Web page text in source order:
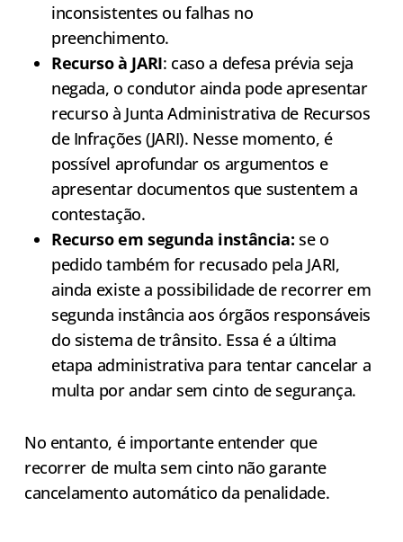
inconsistentes ou falhas no
preenchimento.
Recurso à JARI: caso a defesa prévia seja
negada, o condutor ainda pode apresentar
recurso à Junta Administrativa de Recursos
de Infrações (JARI). Nesse momento, é
possível aprofundar os argumentos e
apresentar documentos que sustentem a
contestação.
Recurso em segunda instância: se o
pedido também for recusado pela JARI,
ainda existe a possibilidade de recorrer em
segunda instância aos órgãos responsáveis
do sistema de trânsito. Essa é a última
etapa administrativa para tentar cancelar a
multa por andar sem cinto de segurança.
No entanto, é importante entender que
recorrer de multa sem cinto não garante
cancelamento automático da penalidade.